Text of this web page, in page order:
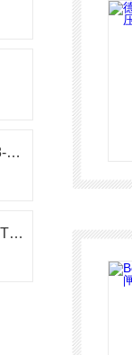
behlke超快固态开关HTS 50-08-UF
behlke可变导通时间高压开关HTS 651-03-LC